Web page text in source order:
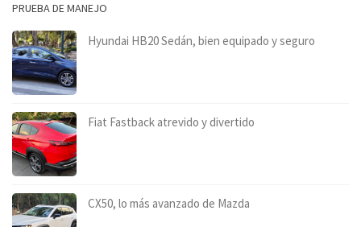
PRUEBA DE MANEJO
Hyundai HB20 Sedán, bien equipado y seguro
Fiat Fastback atrevido y divertido
CX50, lo más avanzado de Mazda